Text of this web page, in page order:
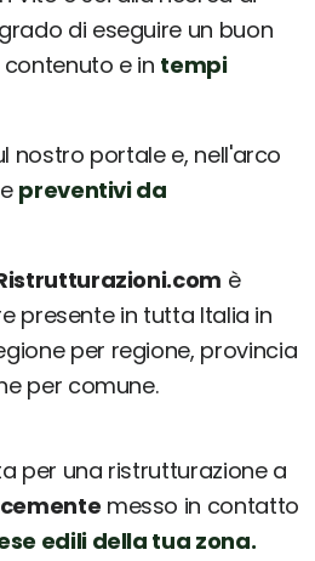
di eseguire un buon
e in tempi
nostro portale e, nell'arco
preventivi da
è
presente in tutta Italia in
per regione, provincia
per comune.
per una ristrutturazione a
messo in contatto
edili della tua zona.